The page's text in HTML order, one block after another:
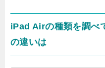
iPad Airの種類を調べ
の違いは